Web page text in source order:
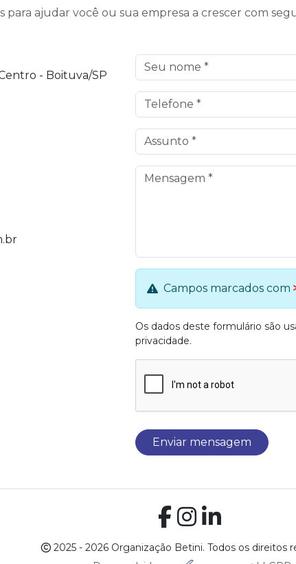
para ajudar você ou sua empresa a crescer com
- Boituva/SP
Campos marcados com
Os dados deste formulário são
privacidade.
Enviar mensagem
2025 - 2026 Organização Betini. Todos os